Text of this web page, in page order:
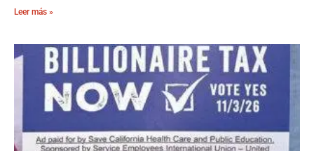
Leer más »